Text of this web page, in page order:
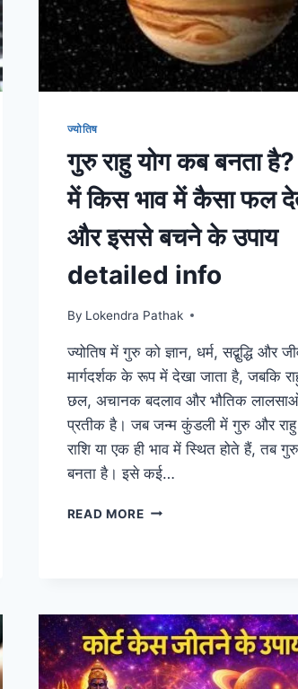
ज्योतिष
गुरु राहु योग कब बनता
में किस भाव में कैसा फल
और इससे बचने के उपाय
detailed info
By Lokendra Pathak
ज्योतिष में गुरु को ज्ञान, धर्म, सद्बुद्धि और
मार्गदर्शक के रूप में देखा जाता है, जबकि
छल, अचानक बदलाव और भौतिक
प्रतीक है। जब जन्म कुंडली में गुरु और राहु
राशि या एक ही भाव में स्थित होते हैं, तब गुरु
बनता है। इसे कई…
READ MOREगुरु
कुंडली
में
किस
भाव